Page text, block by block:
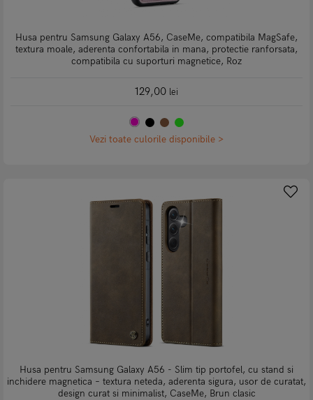
Husa pentru Samsung Galaxy A56, CaseMe, compatibila MagSafe,
textura moale, aderenta confortabila in mana, protectie ranforsata,
compatibila cu suporturi magnetice, Roz
129,00 lei
Vezi toate culorile disponibile >
Husa pentru Samsung Galaxy A56 - Slim tip portofel, cu stand si
inchidere magnetica – textura neteda, aderenta sigura, usor de curatat,
design curat si minimalist, CaseMe, Brun clasic